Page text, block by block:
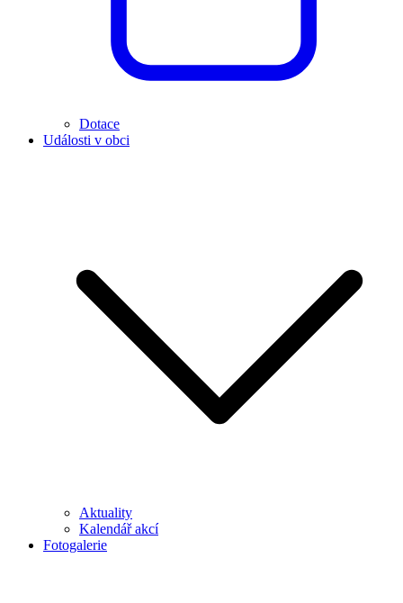
Dotace
Události v obci
Aktuality
Kalendář akcí
Fotogalerie